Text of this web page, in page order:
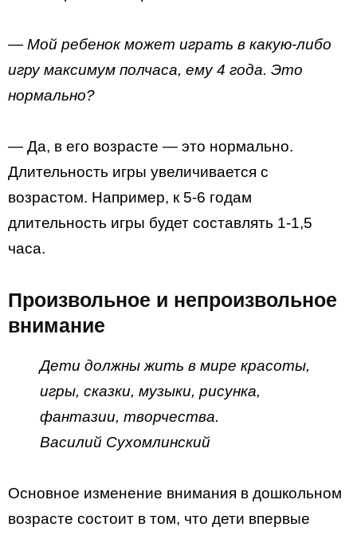
— Мой ребенок может играть в какую-либо
игру максимум полчаса, ему 4 года. Это
нормально?
— Да, в его возрасте — это нормально.
Длительность игры увеличивается с
возрастом. Например, к 5-6 годам
длительность игры будет составлять 1-1,5
часа.
Произвольное и непроизвольное
внимание
Дети должны жить в мире красоты,
игры, сказки, музыки, рисунка,
фантазии, творчества.
Василий Сухомлинский
Основное изменение внимания в дошкольном
возрасте состоит в том, что дети впервые